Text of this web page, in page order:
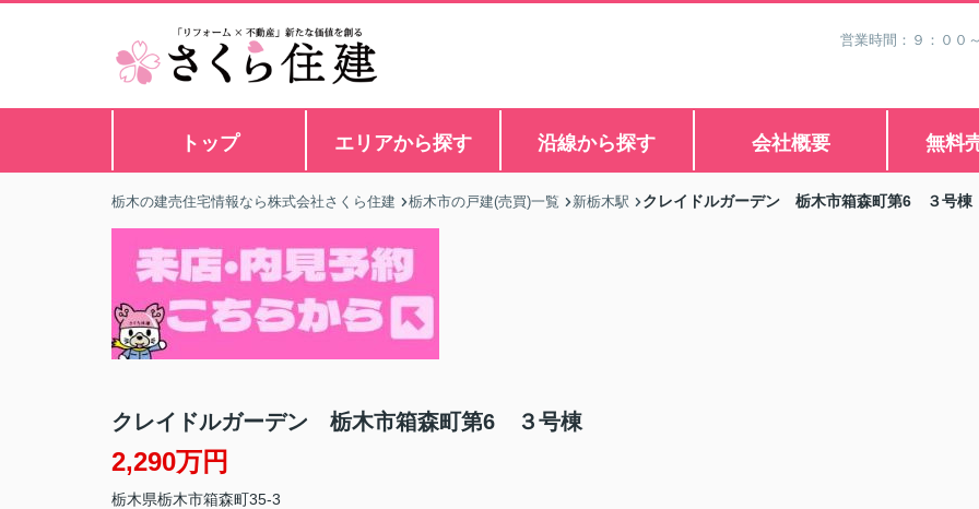
営業時間：９：００
トップ エリアから探す 沿線から探す 会社概要 無料
栃木の建売住宅情報なら株式会社さくら住建 栃木市の戸建(売買)一覧 新栃木駅 クレイドルガーデン 栃木市箱森町第6 ３号棟
クレイドルガーデン 栃木市箱森町第6 ３号棟
2,290万円
栃木県栃木市箱森町35-3